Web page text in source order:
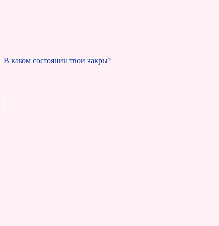
В каком состоянии твои чакры?